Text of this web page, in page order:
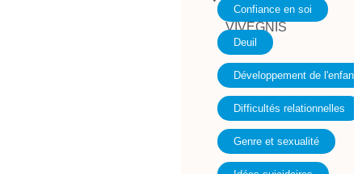
4683
VIVEGNIS
Confiance en soi
Deuil
Développement de l'enfant
Difficultés relationnelles
Genre et sexualité